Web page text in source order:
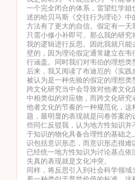
一个完全闭合的体系，雷望红学
述的哈贝马斯《交往行为理论》
方法有了更大的自信。假定有一
只需小修小补即可。那么我的研
我的逻辑进行反思。因此我就只
壁的，因为理论假定通常建立在韦
行涵盖。同时我们对韦伯的理想
后来，我又阅读了布迪厄的《实
被认为是一种先验的假定的理想类
跨文化研究当中会导致对他者文
中相类似的对应物，而跨文化研
他者文化的节奏的一种规范化，
题，最明显的表现就是问卷答案
些同仁反驳我，认为地方性知识
于知识的物化具备合理性的基础
识包括意识形态，而意识形态很
已经统一地方性知识为讨论基点
失真的表现就是文化冲突。
同样，将反思引入到社会科学领